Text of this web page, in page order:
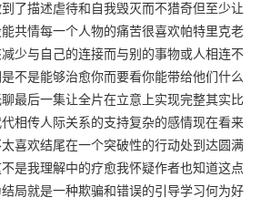
了描述虐待和自我毁灭而不猎奇但至少让
共情每一个人物的痛苦很喜欢帕特里克老
少与自己的连接而与别的事物或人相连不
不是能够治愈你而要看你能带给他们什么
最后一集让全片在立意上实现完整其实比
相传人际关系的支持复杂的感情现在看来
喜欢结尾在一个突破性的行动处到达圆满
是我理解中的疗愈我怀疑作者也知道这点
局就是一种欺骗和错误的引导学习何为好